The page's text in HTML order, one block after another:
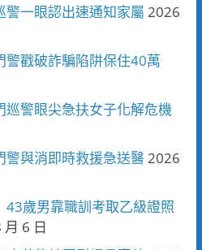
一眼認出速通知家屬 2026
戳破詐騙陷阱保住40萬
警眼尖急扶女子化解危機
與消即時救援急送醫2026
歲男靠職訓考取乙級證照
6 日